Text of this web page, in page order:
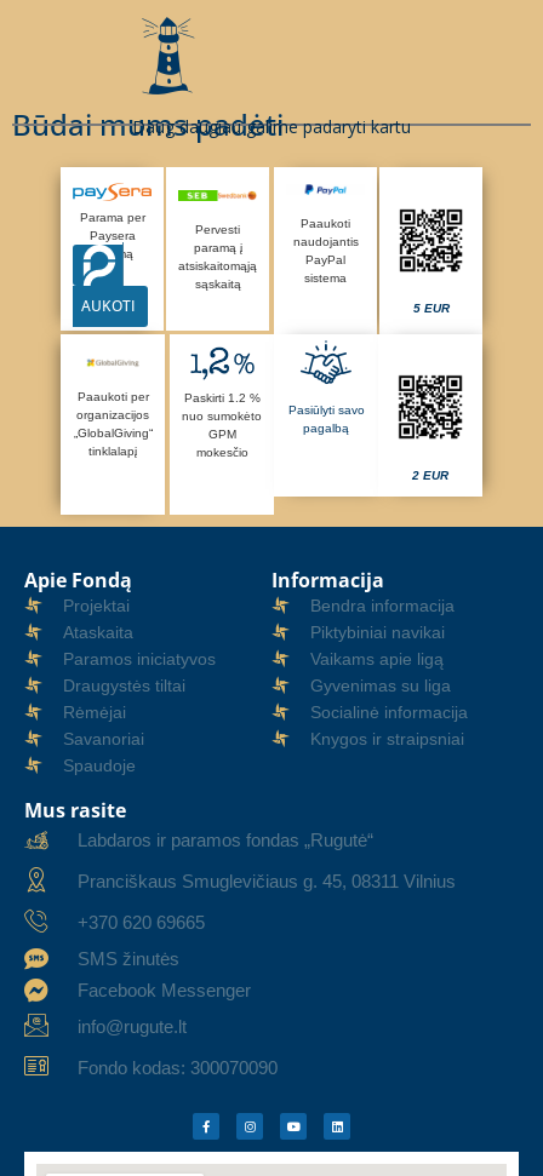
Būdai mums padėti
Daug daugiau galime padaryti kartu
Parama per
Paysera
sistemą
AUKOTI
Pervesti
paramą į
atsiskaitomąją
sąskaitą
Paaukoti
naudojantis
PayPal
sistema
5 EUR
Paaukoti per
organizacijos
„GlobalGiving“
tinklalapį
Paskirti 1.2 %
nuo sumokėto
GPM
mokesčio
Pasiūlyti savo
pagalbą
2 EUR
Apie Fondą
Projektai
Ataskaita
Paramos iniciatyvos
Draugystės tiltai
Rėmėjai
Savanoriai
Spaudoje
Informacija
Bendra informacija
Piktybiniai navikai
Vaikams apie ligą
Gyvenimas su liga
Socialinė informacija
Knygos ir straipsniai
Mus rasite
Labdaros ir paramos fondas „Rugutė“
Pranciškaus Smuglevičiaus g. 45, 08311 Vilnius
+370 620 69665
SMS žinutės
Facebook Messenger
info@rugute.lt
Fondo kodas: 300070090